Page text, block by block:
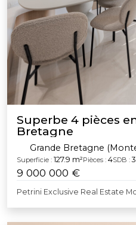
Superbe 4 pièces
Bretagne
Grande Bretagne
Superficie : 127.9 m²Pièces : 4SDB : 3
9 000 000 €
Petrini Exclusive Real Estate